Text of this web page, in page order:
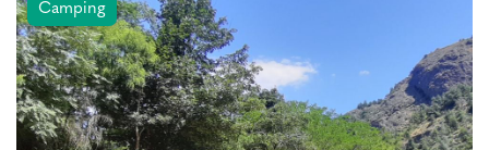
Camping